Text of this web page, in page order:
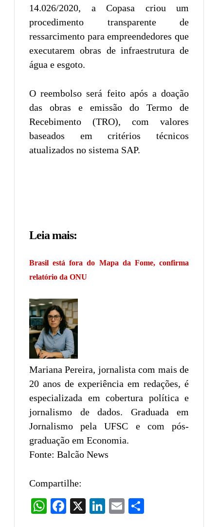
14.026/2020, a Copasa criou um
procedimento transparente de
ressarcimento para empreendedores que
executarem obras de infraestrutura de
água e esgoto.
O reembolso será feito após a doação
das obras e emissão do Termo de
Recebimento (TRO), com valores
baseados em critérios técnicos
atualizados no sistema SAP.
Leia mais:
Brasil está fora do Mapa da Fome, confirma
relatório da ONU
Mariana Pereira, jornalista com mais de
20 anos de experiência em redações, é
especializada em cobertura política e
jornalismo de dados. Graduada em
Jornalismo pela UFSC e com pós-
graduação em Economia.
Fonte: Balcão News
Compartilhe:
WhatsAppFacebook LinkedIn
Email